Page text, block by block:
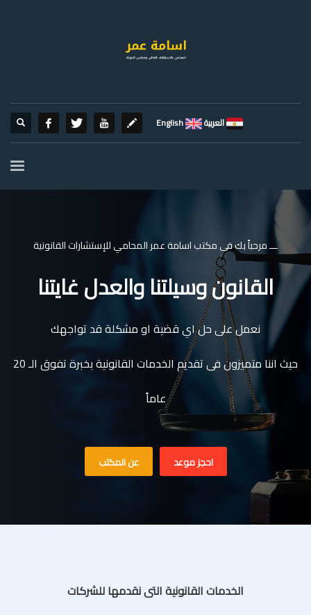
العربية English
ـــ مرحباً بك فى مكتب اسامة عمر المحامي للإستشارات القانونية
القانون وسيلتنا والعدل غايتنا
نعمل على حل اي قضية او مشكلة قد تواجهك
حيث اننا متميزون فى تقديم الخدمات القانونية بخبرة تفوق الـ 20
عاماً
احجز موعد عن المكتب
الخدمات القانونية التى نقدمها للشركات